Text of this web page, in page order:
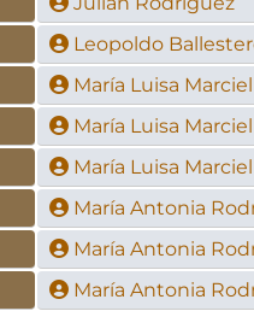
Leopoldo
María Luisa Marciel
María Luisa Marciel
María Luisa Marciel
María Antonia
María Antonia
María Antonia